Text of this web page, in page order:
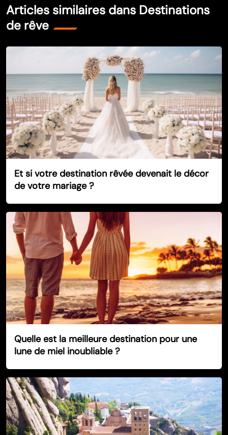
Articles similaires dans Destinations
de rêve
Et si votre destination rêvée devenait le décor
de votre mariage ?
Quelle est la meilleure destination pour une
lune de miel inoubliable ?